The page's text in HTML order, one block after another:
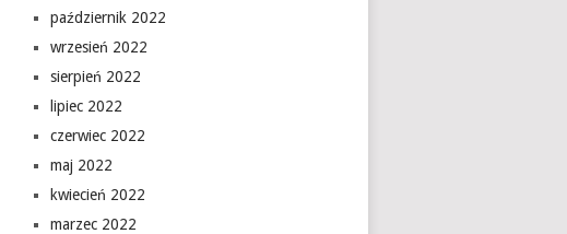
październik 2022
wrzesień 2022
sierpień 2022
lipiec 2022
czerwiec 2022
maj 2022
kwiecień 2022
marzec 2022